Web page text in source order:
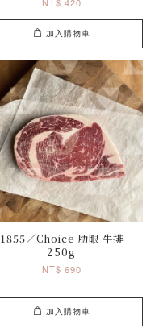
加入購物車
1855／Choice 肋眼 牛排
250g
NT$ 690
加入購物車